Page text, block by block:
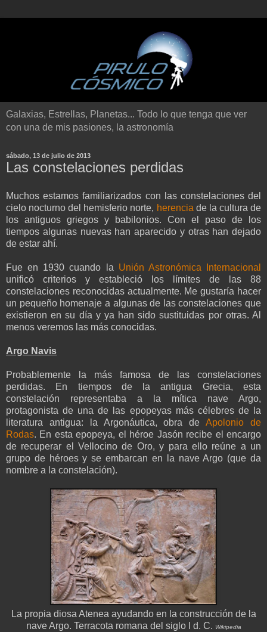
Galaxias, Estrellas, Planetas... Todo lo que tenga que ver
con una de mis pasiones, la astronomía
sábado, 13 de julio de 2013
Las constelaciones perdidas
Muchos estamos familiarizados con las constelaciones del
cielo nocturno del hemisferio norte, herencia de la cultura de
los antiguos griegos y babilonios. Con el paso de los
tiempos algunas nuevas han aparecido y otras han dejado
de estar ahí.
Fue en 1930 cuando la Unión Astronómica Internacional
unificó criterios y estableció los límites de las 88
constelaciones reconocidas actualmente. Me gustaría hacer
un pequeño homenaje a algunas de las constelaciones que
existieron en su día y ya han sido sustituidas por otras. Al
menos veremos las más conocidas.
Argo Navis
Probablemente la más famosa de las constelaciones
perdidas. En tiempos de la antigua Grecia, esta
constelación representaba a la mítica nave Argo,
protagonista de una de las epopeyas más célebres de la
literatura antigua: la Argonáutica, obra deApolonio de
Rodas. En esta epopeya, el héroe Jasón recibe el encargo
de recuperar el Vellocino de Oro, y para ello reúne a un
grupo de héroes y se embarcan en la nave Argo (que da
nombre a la constelación).
La propia diosa Atenea ayudando en la construcción de la
nave Argo. Terracota romana del siglo I d. C. Wikipedia